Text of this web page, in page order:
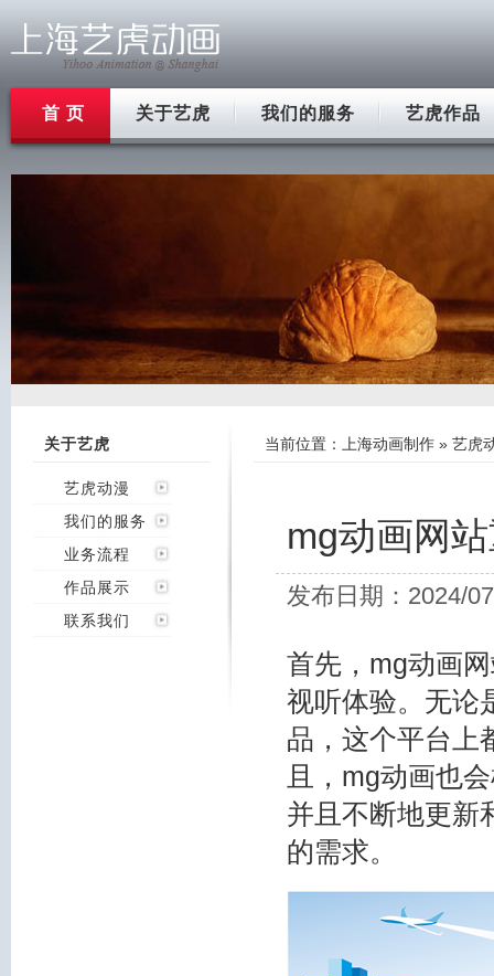
首 页 关于艺虎 我们的服务 艺虎作品
关于艺虎
艺虎动漫
我们的服务
业务流程
作品展示
联系我们
当前位置： 上海动画制作 » 艺虎
mg动画网
发布日期：2024/
首先，mg动画
视听体验。无论
品，这个平台上
且，mg动画也
并且不断地更新
的需求。